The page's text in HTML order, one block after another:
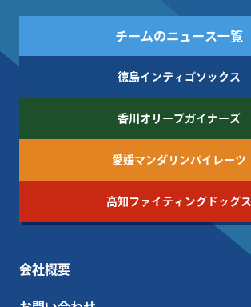
チームのニュース一覧
徳島インディゴソックス
香川オリーブガイナーズ
愛媛マンダリンパイレーツ
高知ファイティングドッグス
会社概要